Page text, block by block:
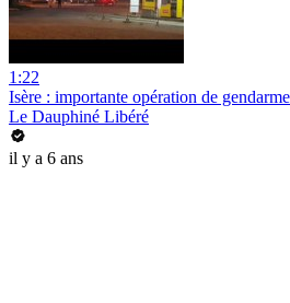
1:22
Isère : importante opération de
Le Dauphiné Libéré
il y a 6 ans